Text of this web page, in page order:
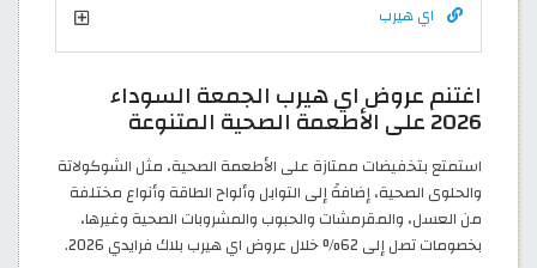
اي هيرب
اغتنم عروض اي هيرب الجمعة السوداء
2026 على الأطعمة الصحية المتنوعة
استمتع بتخفيضات ممتازة على الأطعمة الصحية، مثل الشوكولاتة
والحلوى الصحية، إضافةً إلى التوابل وألواح الطاقة وأنواع مختلفة
من العسل، والمقرمشات والحبوب والمشروبات الصحية وغيرها،
بخصومات تصل إلى 62% خلال عروض اي هيرب بلاك فرايدي 2026.